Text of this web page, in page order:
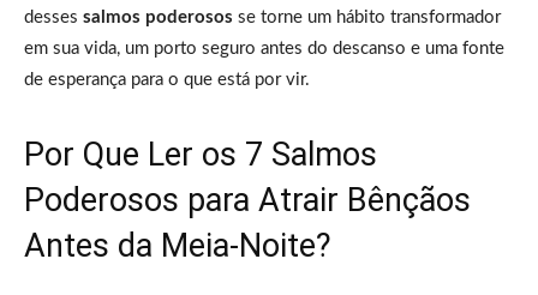
desses salmos poderosos se torne um hábito transformador
em sua vida, um porto seguro antes do descanso e uma fonte
de esperança para o que está por vir.
Por Que Ler os 7 Salmos
Poderosos para Atrair Bênçãos
Antes da Meia-Noite?